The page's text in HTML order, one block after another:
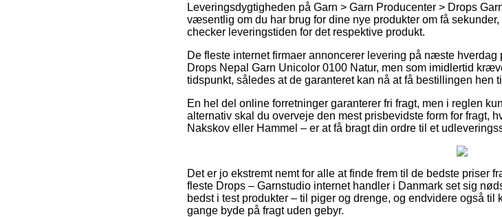
Leveringsdygtigheden på Garn > Garn Producenter > Drops
væsentlig om du har brug for dine nye produkter om få
checker leveringstiden for det respektive produkt.
De fleste internet firmaer annoncerer levering på næste
Drops Nepal Garn Unicolor 0100 Natur, men som imidlertid
tidspunkt, således at de garanteret kan nå at få bestillingen hen
En hel del online forretninger garanterer fri fragt, men i reglen
alternativ skal du overveje den mest prisbevidste form for fragt,
Nakskov eller Hammel – er at få bragt din ordre til et
Det er jo ekstremt nemt for alle at finde frem til de bedste priser
fleste Drops – Garnstudio internet handler i Danmark set sig
bedst i test produkter – til piger og drenge, og endvidere også
gange byde på fragt uden gebyr.